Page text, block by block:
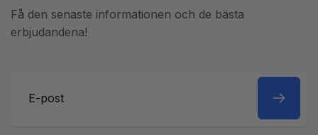
Få den senaste informationen och de bästa
erbjudandena!